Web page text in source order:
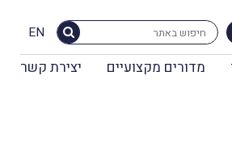
EN
מדורים מקצועיים יצירת קשר